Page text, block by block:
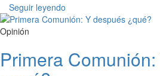
Seguir leyendo
Opinión
Primera